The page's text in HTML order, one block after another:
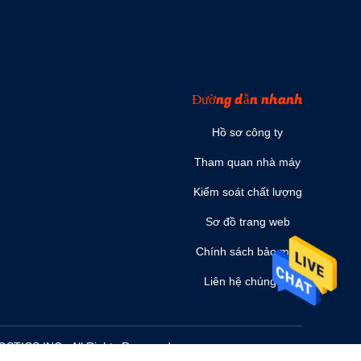
Đường dẫn nhanh
Hồ sơ công ty
Tham quan nhà máy
Kiểm soát chất lượng
Sơ đồ trang web
Chính sách bảo mật
Liên hệ chúng tôi
INC.. All Rights Reserved.